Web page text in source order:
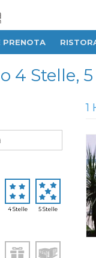
PRENOTA
4 Stelle,
4 Stelle 5 Stelle
1